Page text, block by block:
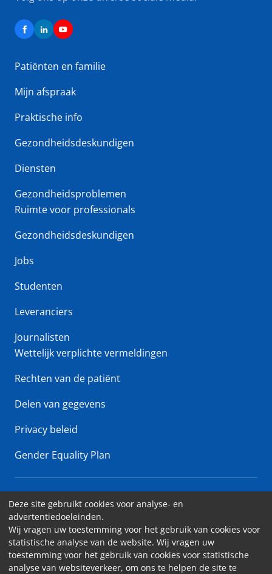
Patiënten en familie
Mijn afspraak
Praktische info
Gezondheidsdeskundigen
Diensten
Gezondheidsproblemen
Ruimte voor professionals
Gezondheidsdeskundigen
Jobs
Studenten
Leveranciers
Journalisten
Wettelijk verplichte vermeldingen
Rechten van de patiënt
Delen van gegevens
Privacy beleid
Gender Equality Plan
Erasme Ziekenhuis • Lenniksebaan 808 - 1070 Brussel
Toegankelijkheid
Contact
Cookies
Deze site gebruikt cookies voor analyse- en
advertentiedoeleinden.
Wij vragen uw toestemming voor het gebruik van cookies voor
statistische analyse van de website. Wij vragen uw
toestemming voor het gebruik van cookies voor statistische
analyse van websiteverkeer, om ons te helpen de site te